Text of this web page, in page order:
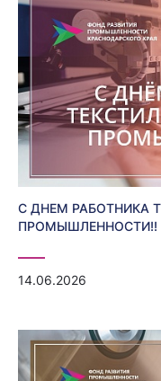
С ДНЕМ РАБОТНИКА
ПРОМЫШЛЕННОСТИ!!
14.06.2026